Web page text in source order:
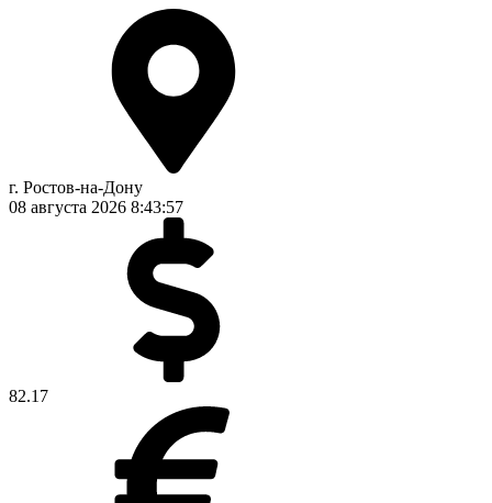
г. Ростов-на-Дону
08 августа 2026 8:43:58
82.17